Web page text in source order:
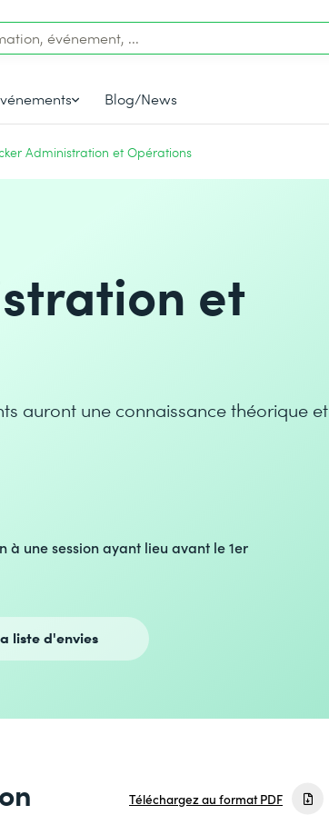
Blog/News
Administration et Opérations
et
auront une connaissance théorique et
à une session ayant lieu avant le 1er
liste d'envies
Téléchargez au format PDF